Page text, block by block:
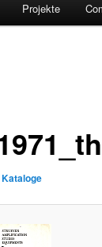
Projekte